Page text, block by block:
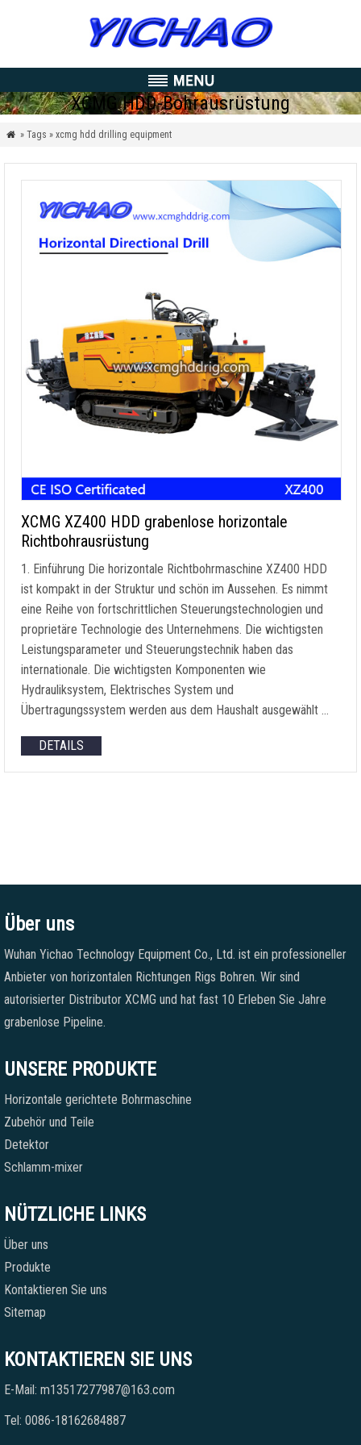
XCMG HDD-Bohrausrüstung
 » Tags » xcmg hdd drilling equipment
XCMG XZ400 HDD grabenlose horizontale
Richtbohrausrüstung
1. Einführung Die horizontale Richtbohrmaschine XZ400 HDD
ist kompakt in der Struktur und schön im Aussehen. Es nimmt
eine Reihe von fortschrittlichen Steuerungstechnologien und
proprietäre Technologie des Unternehmens. Die wichtigsten
Leistungsparameter und Steuerungstechnik haben das
internationale. Die wichtigsten Komponenten wie
Hydrauliksystem, Elektrisches System und
Übertragungssystem werden aus dem Haushalt ausgewählt …
DETAILS
Über uns
Wuhan Yichao Technology Equipment Co., Ltd. ist ein professioneller
Anbieter von horizontalen Richtungen Rigs Bohren. Wir sind
autorisierter Distributor XCMG und hat fast 10 Erleben Sie Jahre
grabenlose Pipeline.
UNSERE PRODUKTE
Horizontale gerichtete Bohrmaschine
Zubehör und Teile
Detektor
Schlamm-mixer
NÜTZLICHE LINKS
Über uns
Produkte
Kontaktieren Sie uns
Sitemap
KONTAKTIEREN SIE UNS
E-Mail: m13517277987@163.com
Tel: 0086-18162684887